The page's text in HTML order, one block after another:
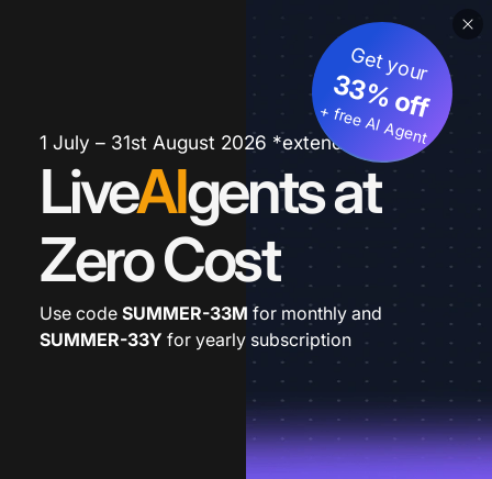
1 July – 31st August 2026 *extended
LiveAIgents at
Zero Cost
Get your
33% off
+ free AI Agent
Use code SUMMER-33M for monthly and
SUMMER-33Y for yearly subscription